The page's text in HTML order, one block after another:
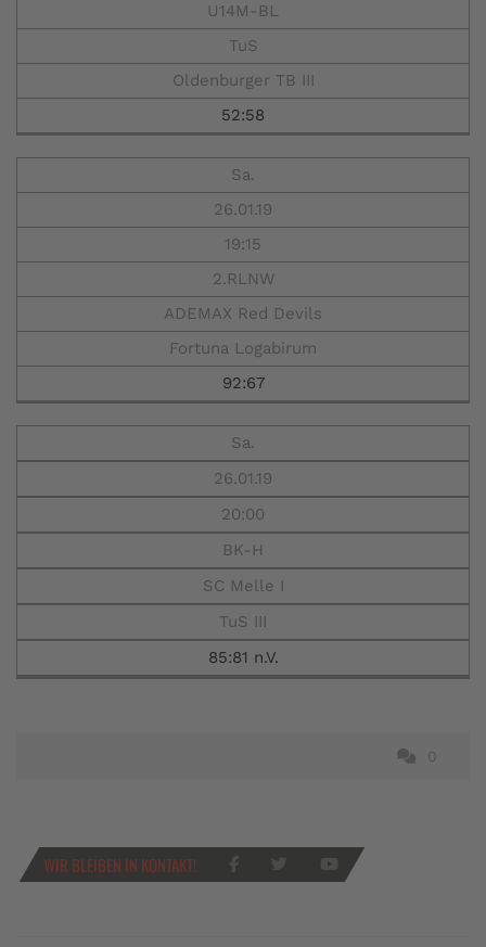
U14M-BL
TuS
Oldenburger TB III
52:58
Sa.
26.01.19
19:15
2.RLNW
ADEMAX Red Devils
Fortuna Logabirum
92:67
Sa.
26.01.19
20:00
BK-H
SC Melle I
TuS III
85:81 n.V.
0
WIR BLEIBEN IN KONTAKT!